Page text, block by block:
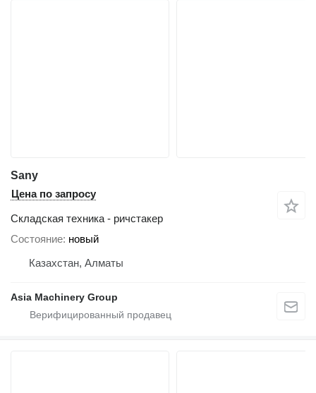
Sany
Цена по запросу
Складская техника - ричстакер
Состояние новый
Казахстан, Алматы
Asia Machinery Group